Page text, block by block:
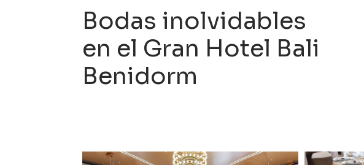
Bodas inolvidables
en el Gran Hotel Bali
Benidorm